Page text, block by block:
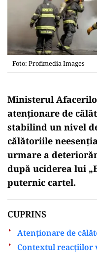
Foto: Profimedia Images
Ministerul
atenționare de
stabilind un nivel
călătoriile
urmare a
după uciderea lui
puternic cartel.
CUPRINS
Atenționare de
Contextul reacțiilor